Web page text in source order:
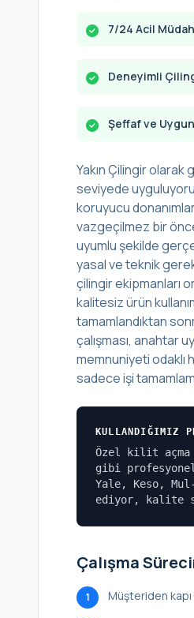
7/24 Acil
Deneyimli
Şeffaf ve
Yakın Çilingir olarak
seviyede
koruyucu
vazgeçilmez bir
uyumlu şekilde
yasal ve teknik
çilingir ekipmanları
kalitesiz ürün
tamamlandıktan
çalışması, anahtar
memnuniyeti odaklı
sadece işi
KULLANDIĞIMIZ
Özel kilit açma
gibi
Yale, Keso,
ediyor, kalite
Çalışma
1 Müşteriden